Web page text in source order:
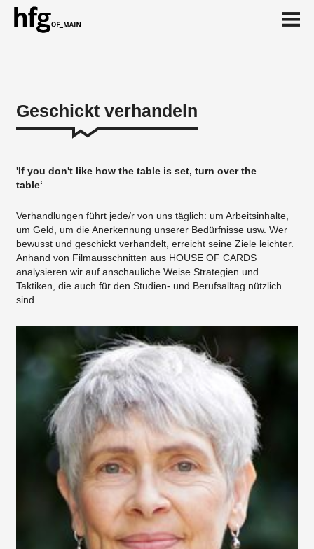
Über
Geschickt verhandeln
'If you don't like how the table is set, turn over the
table‘
Verhandlungen führt jede/r von uns täglich: um Arbeitsinhalte,
um Geld, um die Anerkennung unserer Bedürfnisse usw. Wer
bewusst und geschickt verhandelt, erreicht seine Ziele leichter.
Anhand von Filmausschnitten aus HOUSE OF CARDS
analysieren wir auf anschauliche Weise Strategien und
Taktiken, die auch für den Studien- und Berufsalltag nützlich
sind.